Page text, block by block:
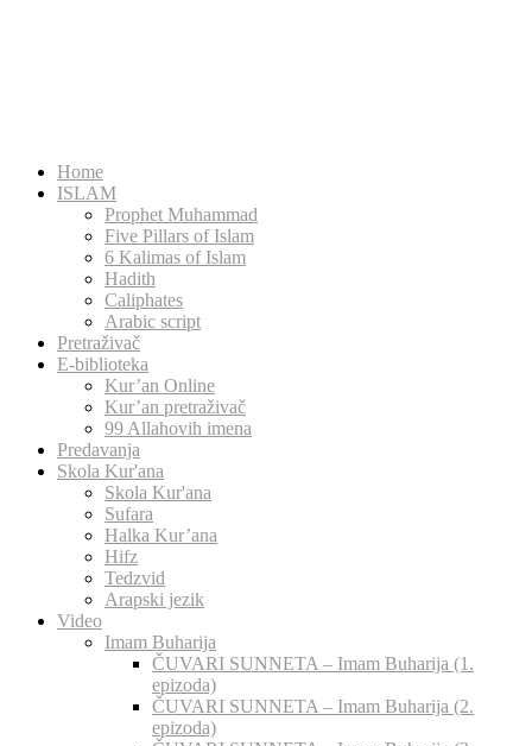
Home
ISLAM
Prophet Muhammad
Five Pillars of Islam
6 Kalimas of Islam
Hadith
Caliphates
Arabic script
Pretraživač
E-biblioteka
Kur’an Online
Kur’an pretraživač
99 Allahovih imena
Predavanja
Skola Kur'ana
Skola Kur'ana
Sufara
Halka Kur’ana
Hifz
Tedzvid
Arapski jezik
Video
Imam Buharija
ČUVARI SUNNETA – Imam Buharija (1.
epizoda)
ČUVARI SUNNETA – Imam Buharija (2.
epizoda)